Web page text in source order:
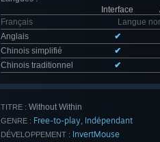
Interface
Français
Langue
Anglais
✔
Chinois simplifié
✔
Chinois traditionnel
✔
TITRE : Without Within
GENRE : Free-to-play, Indépendant
DÉVELOPPEMENT : InvertMouse